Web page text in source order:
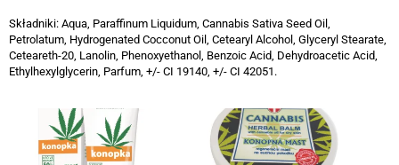
Składniki: Aqua, Paraffinum Liquidum, Cannabis Sativa Seed Oil,
Petrolatum, Hydrogenated Cocconut Oil, Cetearyl Alcohol, Glyceryl Stearate,
Ceteareth-20, Lanolin, Phenoxyethanol, Benzoic Acid, Dehydroacetic Acid,
Ethylhexylglycerin, Parfum, +/- CI 19140, +/- CI 42051.